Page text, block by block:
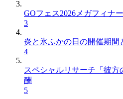
GOフェス2026メガフィナ
3
炎と氷ふかの日の開催期間
4
スペシャルリサーチ「彼
酬
5